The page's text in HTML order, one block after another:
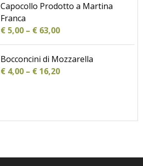
Capocollo Prodotto a Martina
Franca
€5,00– €63,00
Bocconcini di Mozzarella
€4,00– €16,20